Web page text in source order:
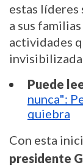
estas
a sus
actividades
Puede
nunca":
quiebra
Con esta
presidente